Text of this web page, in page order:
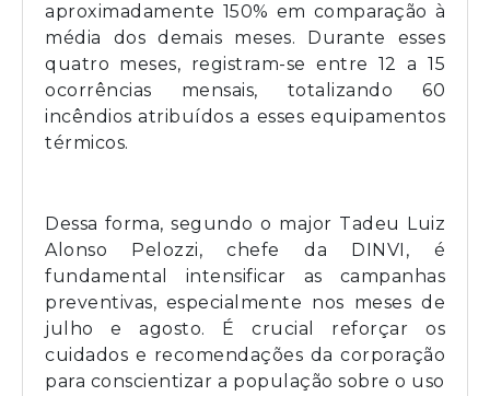
aproximadamente 150% em comparação à
média dos demais meses. Durante esses
quatro meses, registram-se entre 12 a 15
ocorrências mensais, totalizando 60
incêndios atribuídos a esses equipamentos
térmicos.
Dessa forma, segundo o major Tadeu Luiz
Alonso Pelozzi, chefe da DINVI, é
fundamental intensificar as campanhas
preventivas, especialmente nos meses de
julho e agosto. É crucial reforçar os
cuidados e recomendações da corporação
para conscientizar a população sobre o uso